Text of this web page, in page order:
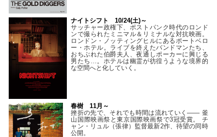
ナイトシフト 10/24(土)～
サッチャー政権下、ポストパンク時代のロンド
ンで撮られたミニマル＆リミナルな対抗映画。
ロンドン・ノッティングヒルにあるポートベロ
ー・ホテル。ライブを終えたバンドマンたち、
おちぶれた伯爵夫人、夜通しポーカーに興じる
男たち…。ホテルは幽霊が彷徨うような境界的
な空間へと化していく。
春樹 11月～
挫折の先で、それでも時間は流れていく—— 釜
山国際映画祭と東京国際映画祭で3冠受賞。 チ
ャン・リュル（張律）監督最新2作、待望の同時
公開。